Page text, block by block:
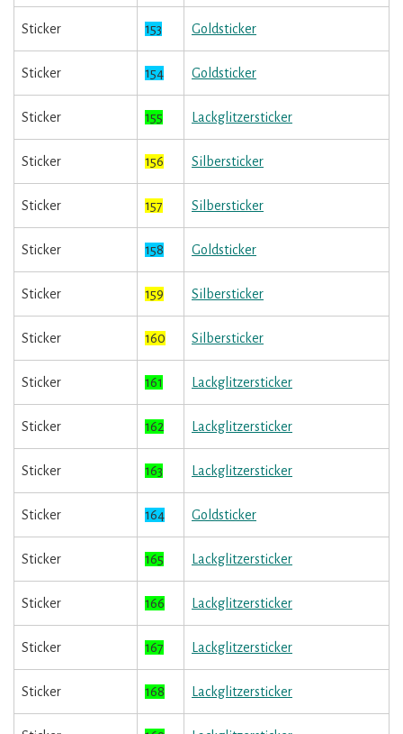
Sticker 153 Goldsticker
Sticker 154 Goldsticker
Sticker 155 Lackglitzersticker
Sticker 156 Silbersticker
Sticker 157 Silbersticker
Sticker 158 Goldsticker
Sticker 159 Silbersticker
Sticker 160 Silbersticker
Sticker 161 Lackglitzersticker
Sticker 162 Lackglitzersticker
Sticker 163 Lackglitzersticker
Sticker 164 Goldsticker
Sticker 165 Lackglitzersticker
Sticker 166 Lackglitzersticker
Sticker 167 Lackglitzersticker
Sticker 168 Lackglitzersticker